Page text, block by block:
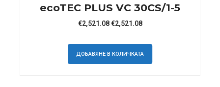
ecoTEC PLUS VC 30CS/1-5
€2,521.08 €2,521.08
ДОБАВЯНЕ В КОЛИЧКАТА